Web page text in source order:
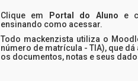
Clique em Portal do Aluno e
ensinando como acessar.
Todo mackenzista utiliza o
número de matrícula - TIA), que
os documentos, notas e seus